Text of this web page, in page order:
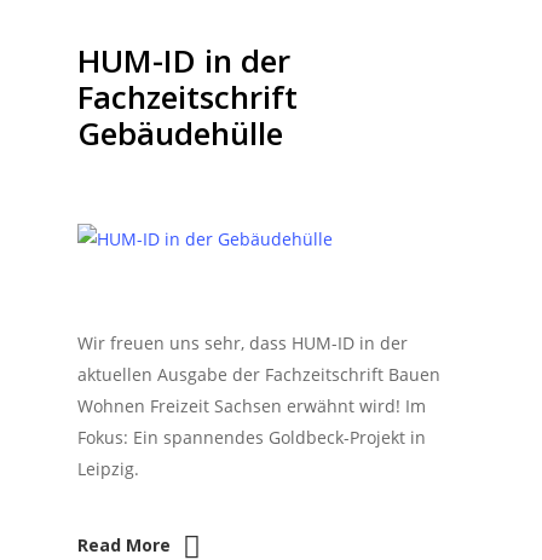
HUM-ID in der
Fachzeitschrift
Gebäudehülle
Wir freuen uns sehr, dass HUM-ID in der
aktuellen Ausgabe der Fachzeitschrift Bauen
Wohnen Freizeit Sachsen erwähnt wird! Im
Fokus: Ein spannendes Goldbeck-Projekt in
Leipzig.
Read More